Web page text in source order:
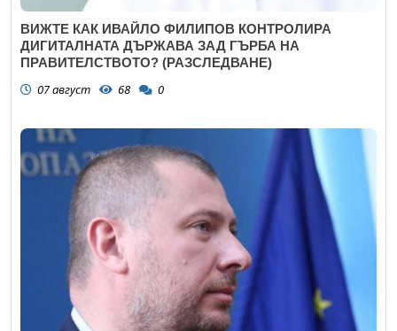
ВИЖТЕ КАК ИВАЙЛО ФИЛИПОВ КОНТРОЛИРА
ДИГИТАЛНАТА ДЪРЖАВА ЗАД ГЪРБА НА
ПРАВИТЕЛСТВОТО? (РАЗСЛЕДВАНЕ)
07 август 68 0